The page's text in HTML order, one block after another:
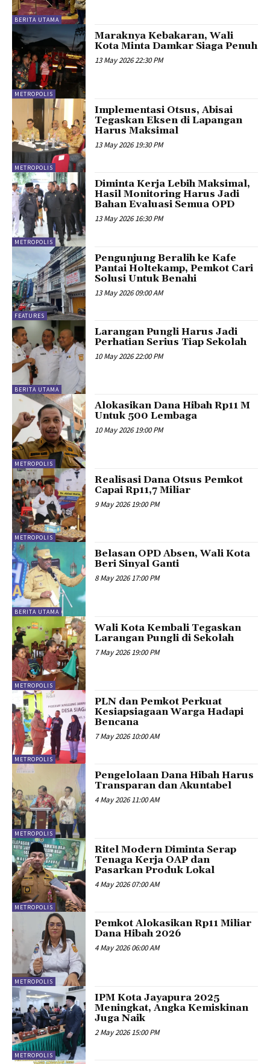
BERITA UTAMA
METROPOLIS
Maraknya Kebakaran, Wali
Kota Minta Damkar Siaga Penuh
13 May 2026 22:30 PM
METROPOLIS
Implementasi Otsus, Abisai
Tegaskan Eksen di Lapangan
Harus Maksimal
13 May 2026 19:30 PM
METROPOLIS
Diminta Kerja Lebih Maksimal,
Hasil Monitoring Harus Jadi
Bahan Evaluasi Semua OPD
13 May 2026 16:30 PM
FEATURES
Pengunjung Beralih ke Kafe
Pantai Holtekamp, Pemkot Cari
Solusi Untuk Benahi
13 May 2026 09:00 AM
BERITA UTAMA
Larangan Pungli Harus Jadi
Perhatian Serius Tiap Sekolah
10 May 2026 22:00 PM
METROPOLIS
Alokasikan Dana Hibah Rp11 M
Untuk 500 Lembaga
10 May 2026 19:00 PM
METROPOLIS
Realisasi Dana Otsus Pemkot
Capai Rp11,7 Miliar
9 May 2026 19:00 PM
BERITA UTAMA
Belasan OPD Absen, Wali Kota
Beri Sinyal Ganti
8 May 2026 17:00 PM
METROPOLIS
Wali Kota Kembali Tegaskan
Larangan Pungli di Sekolah
7 May 2026 19:00 PM
METROPOLIS
PLN dan Pemkot Perkuat
Kesiapsiagaan Warga Hadapi
Bencana
7 May 2026 10:00 AM
METROPOLIS
Pengelolaan Dana Hibah Harus
Transparan dan Akuntabel
4 May 2026 11:00 AM
METROPOLIS
Ritel Modern Diminta Serap
Tenaga Kerja OAP dan
Pasarkan Produk Lokal
4 May 2026 07:00 AM
METROPOLIS
Pemkot Alokasikan Rp11 Miliar
Dana Hibah 2026
4 May 2026 06:00 AM
METROPOLIS
IPM Kota Jayapura 2025
Meningkat, Angka Kemiskinan
Juga Naik
2 May 2026 15:00 PM